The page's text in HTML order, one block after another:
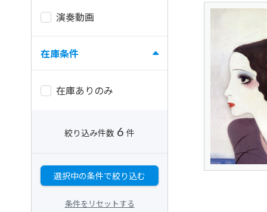
演奏動画
在庫条件
在庫ありのみ
絞り込み件数 6 件
選択中の条件で絞り込む
条件をリセットする